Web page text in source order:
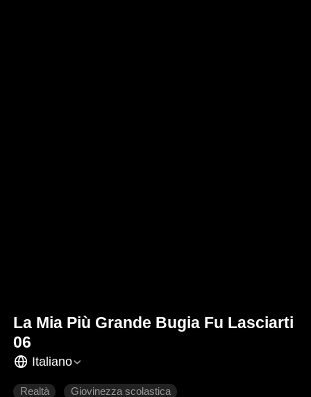
La Mia Più Grande Bugia Fu Lasciarti
06
Italiano
Realtà Giovinezza scolastica